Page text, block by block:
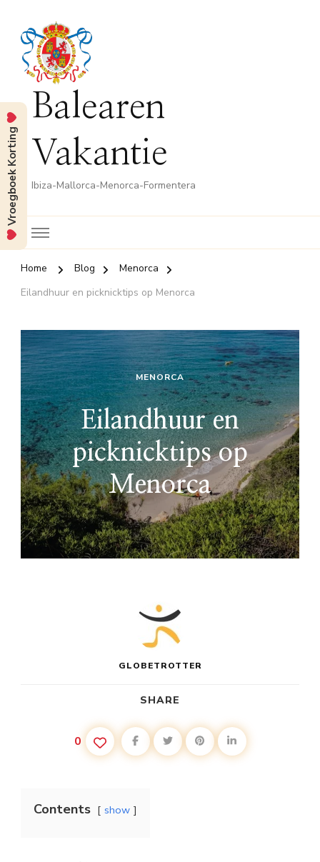
Balearen
Vakantie
Ibiza-Mallorca-Menorca-Formentera
Home Blog
Menorca
Eilandhuur en picknicktips op Menorca
MENORCA
Eilandhuur en
picknicktips op
Menorca
GLOBETROTTER
SHARE
0
Contents show
Vroegboek Korting